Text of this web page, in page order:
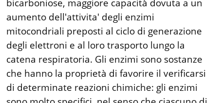
bicarboniose, maggiore capacità dovuta a un
aumento dell'attivita' degli enzimi
mitocondriali preposti al ciclo di generazione
degli elettroni e al loro trasporto lungo la
catena respiratoria. Gli enzimi sono sostanze
che hanno la proprietà di favorire il verificarsi
di determinate reazioni chimiche: gli enzimi